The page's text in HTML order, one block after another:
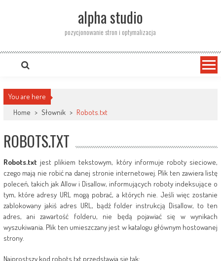
alpha studio
pozycjonowanie stron i optymalizacja
You are here
Home > Słownik > Robots.txt
ROBOTS.TXT
Robots.txt jest plikiem tekstowym, który informuje roboty sieciowe,
czego mają nie robić na danej stronie internetowej. Plik ten zawiera listę
poleceń, takich jak Allow i Disallow, informujących roboty indeksujące o
tym, które adresy URL mogą pobrać, a których nie. Jeśli więc zostanie
zablokowany jakiś adres URL, bądź folder instrukcją Disallow, to ten
adres, ani zawartość folderu, nie będą pojawiać się w wynikach
wyszukiwania. Plik ten umieszczany jest w katalogu głównym hostowanej
strony.
Najprostszy kod robots.txt przedstawia się tak: